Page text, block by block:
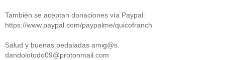
También se aceptan donaciones vía Paypal:
https://www.paypal.com/paypalme/quicofranch
Salud y buenas pedaladas amig@s.
dandolotodo09@protonmail.com